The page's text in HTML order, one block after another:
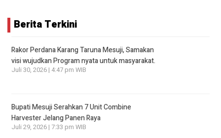
Berita Terkini
Rakor Perdana Karang Taruna Mesuji, Samakan
visi wujudkan Program nyata untuk masyarakat.
Juli 30, 2026 | 4:47 pm WIB
Bupati Mesuji Serahkan 7 Unit Combine
Harvester Jelang Panen Raya
Juli 29, 2026 | 7:33 pm WIB